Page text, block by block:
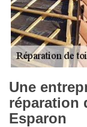
Une
réparation
Esparon